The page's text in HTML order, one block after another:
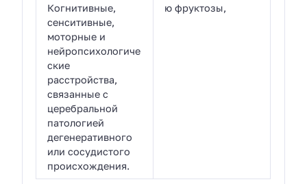
Когнитивные,
сенситивные,
моторные и
нейропсихологиче
ские
расстройства,
связанные с
церебральной
патологией
дегенеративного
или сосудистого
происхождения.
ю фруктозы,